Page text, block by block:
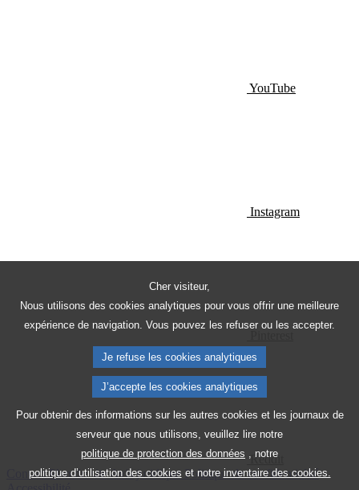
Cher visiteur,
Nous utilisons des cookies analytiques pour vous offrir une meilleure
expérience de navigation. Vous pouvez les refuser ou les accepter.
Je refuse les cookies analytiques
J’accepte les cookies analytiques
Pour obtenir des informations sur les autres cookies et les journaux de
serveur que nous utilisons, veuillez lire notre
politique de protection des données , notre
politique d’utilisation des cookies et notre inventaire des cookies.
YouTube
Instagram
Reddit
Contact Plan du siteAvis juridique Politique de confidentialité